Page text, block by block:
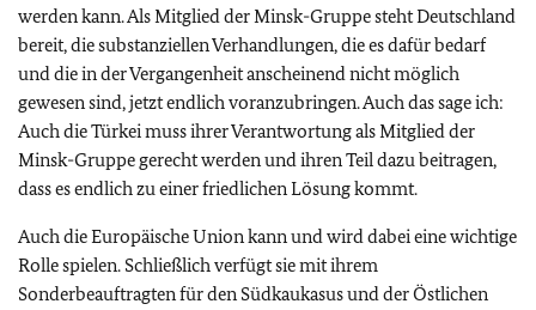
werden kann. Als Mitglied der Minsk-Gruppe steht Deutschland
bereit, die substanziellen Verhandlungen, die es dafür bedarf
und die in der Vergangenheit anscheinend nicht möglich
gewesen sind, jetzt endlich voranzubringen. Auch das sage ich:
Auch die Türkei muss ihrer Verantwortung als Mitglied der
Minsk-Gruppe gerecht werden und ihren Teil dazu beitragen,
dass es endlich zu einer friedlichen Lösung kommt.
Auch die Europäische Union kann und wird dabei eine wichtige
Rolle spielen. Schließlich verfügt sie mit ihrem
Sonderbeauftragten für den Südkaukasus und der Östlichen